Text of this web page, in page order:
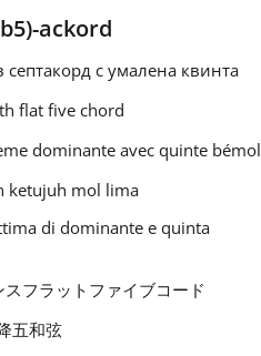
ackord
с умалена квинта
flat five chord
dominante avec quinte bémol
ketujuh mol lima
di dominante e quinta
フラットファイブコード
五和弦